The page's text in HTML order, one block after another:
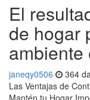
El
de hogar
ambiente
janeqy0506 364
Las Ventajas de
Mantén tu Hogar